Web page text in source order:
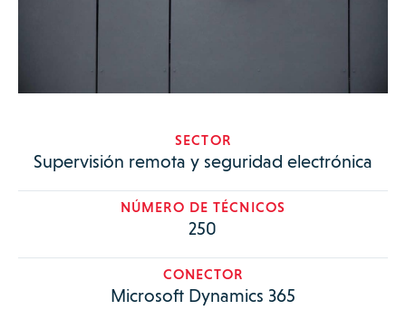
SECTOR
Supervisión remota y seguridad electrónica
NÚMERO DE TÉCNICOS
250
CONECTOR
Microsoft Dynamics 365